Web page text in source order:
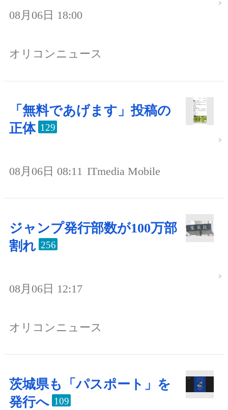
08月06日 18:00
オリコンニュース
「無料であげます」投稿の
正体 129
08月06日 08:11 ITmedia Mobile
ジャンプ発行部数が100万部
割れ 256
08月06日 12:17
オリコンニュース
茨城県も「パスポート」を
発行へ 109